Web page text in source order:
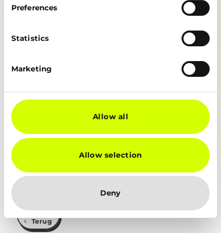
Preferences
Statistics
Marketing
Allow all
Allow selection
Deny
Terug
E-mail*
Functie
GET INVITED